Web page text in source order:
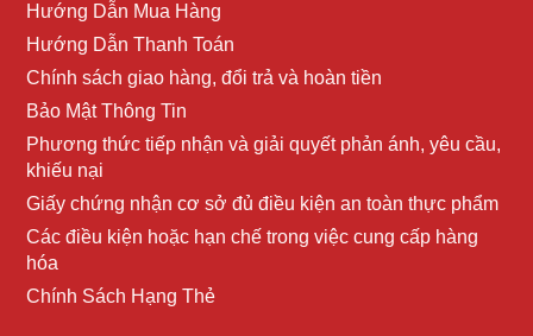
Hướng Dẫn Mua Hàng
Hướng Dẫn Thanh Toán
Chính sách giao hàng, đổi trả và hoàn tiền
Bảo Mật Thông Tin
Phương thức tiếp nhận và giải quyết phản ánh, yêu cầu,
khiếu nại
Giấy chứng nhận cơ sở đủ điều kiện an toàn thực phẩm
Các điều kiện hoặc hạn chế trong việc cung cấp hàng
hóa
Chính Sách Hạng Thẻ